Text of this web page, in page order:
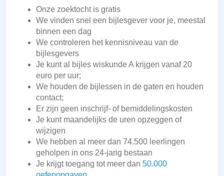
Onze zoektocht is gratis
We vinden snel een bijlesgever voor je, meestal
binnen een dag
We controleren het kennisniveau van de
bijlesgevers
Je kunt al bijles wiskunde A krijgen vanaf 20
euro per uur;
We houden de bijlessen in de gaten en houden
contact;
Er zijn geen inschrijf- of bemiddelingskosten
Je kunt maandelijks de uren opzeggen of
wijzigen
We hebben al meer dan 74.500 leerlingen
geholpen in ons 24-jarig bestaan
Je krijgt toegang tot meer dan 50.000